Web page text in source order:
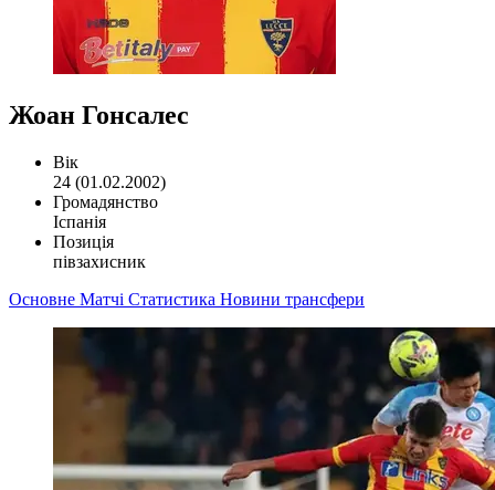
Жоан Гонсалес
Вік
24 (01.02.2002)
Громадянство
Іспанія
Позиція
півзахисник
Основне Матчі Статистика Новини трансфери